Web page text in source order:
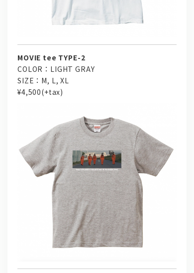
MOVIE tee TYPE-2
COLOR：LIGHT GRAY
SIZE：M, L, XL
¥4,500(+tax)